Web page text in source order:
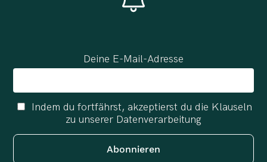
Deine E-Mail-Adresse
Indem du fortfährst, akzeptierst du die Klauseln
zu unserer Datenverarbeitung